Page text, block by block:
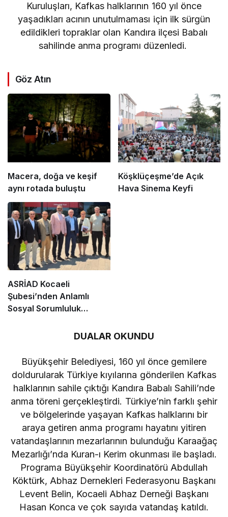
Kuruluşları, Kafkas halklarının 160 yıl önce
yaşadıkları acının unutulmaması için ilk sürgün
edildikleri topraklar olan Kandıra ilçesi Babalı
sahilinde anma programı düzenledi.
Göz Atın
Macera, doğa ve keşif
aynı rotada buluştu
Köşklüçeşme’de Açık
Hava Sinema Keyfi
ASRİAD Kocaeli
Şubesi’nden Anlamlı
Sosyal Sorumluluk
DUALAR OKUNDU
Büyükşehir Belediyesi, 160 yıl önce gemilere
doldurularak Türkiye kıyılarına gönderilen Kafkas
halklarının sahile çıktığı Kandıra Babalı Sahili’nde
anma töreni gerçekleştirdi. Türkiye’nin farklı şehir
ve bölgelerinde yaşayan Kafkas halklarını bir
araya getiren anma programı hayatını yitiren
vatandaşlarının mezarlarının bulunduğu Karaağaç
Mezarlığı’nda Kuran-ı Kerim okunması ile başladı.
Programa Büyükşehir Koordinatörü Abdullah
Köktürk, Abhaz Dernekleri Federasyonu Başkanı
Levent Belin, Kocaeli Abhaz Derneği Başkanı
Hasan Konca ve çok sayıda vatandaş katıldı.